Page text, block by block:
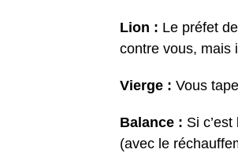
Lion : Le préfet
contre vous, mais
Vierge : Vous
Balance : Si
(avec le